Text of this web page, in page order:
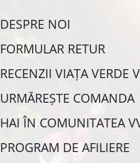
DESPRE NOI
FORMULAR RETUR
RECENZII VIAȚA VERDE
URMĂREȘTE COMANDA
HAI ÎN COMUNITATEA
PROGRAM DE AFILIERE